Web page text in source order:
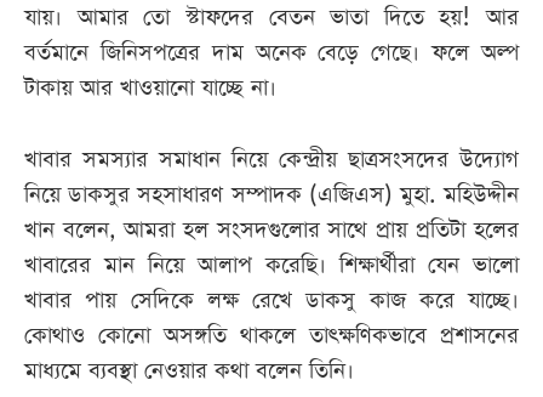
যায়। আমার তো স্টাফদের বেতন ভাতা দিতে হয়! আর
বর্তমানে জিনিসপত্রের দাম অনেক বেড়ে গেছে। ফলে অল্প
টাকায় আর খাওয়ানো যাচ্ছে না।
খাবার সমস্যার সমাধান নিয়ে কেন্দ্রীয় ছাত্রসংসদের উদ্যোগ
নিয়ে ডাকসুর সহসাধারণ সম্পাদক (এজিএস) মুহা. মহিউদ্দীন
খান বলেন, আমরা হল সংসদগুলোর সাথে প্রায় প্রতিটা হলের
খাবারের মান নিয়ে আলাপ করেছি। শিক্ষার্থীরা যেন ভালো
খাবার পায় সেদিকে লক্ষ রেখে ডাকসু কাজ করে যাচ্ছে।
কোথাও কোনো অসঙ্গতি থাকলে তাৎক্ষণিকভাবে প্রশাসনের
মাধ্যমে ব্যবস্থা নেওয়ার কথা বলেন তিনি।